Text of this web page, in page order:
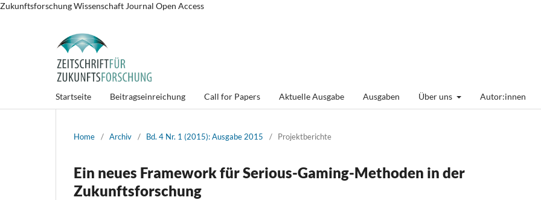
Zukunftsforschung Wissenschaft Journal Open Access
Startseite Beitragseinreichung Call for Papers Aktuelle Ausgabe Ausgaben Über uns Autor:innen
Home / Archiv / Bd. 4 Nr. 1 (2015): Ausgabe 2015 / Projektberichte
Ein neues Framework für Serious-Gaming-Methoden in der
Zukunftsforschung